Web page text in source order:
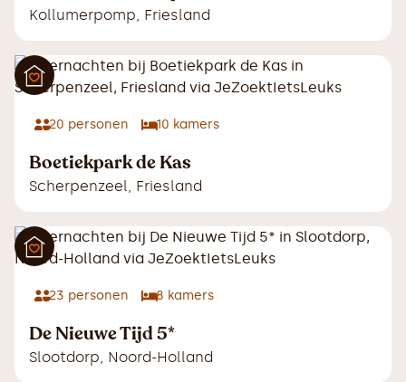
Kollumerpomp, Friesland
20 personen 10 kamers
Boetiekpark de Kas
Scherpenzeel, Friesland
23 personen 8 kamers
De Nieuwe Tijd 5*
Slootdorp, Noord-Holland